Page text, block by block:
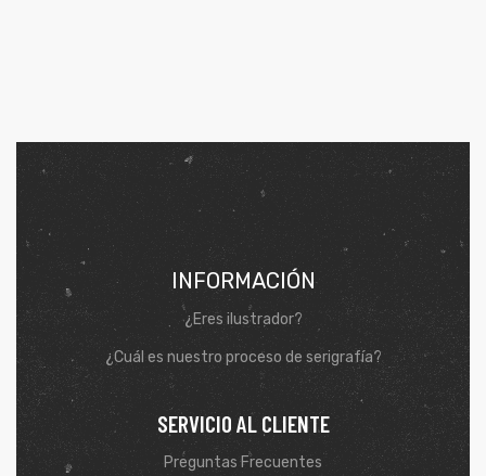
INFORMACIÓN
¿Eres ilustrador?
¿Cuál es nuestro proceso de serigrafía?
SERVICIO AL CLIENTE
Preguntas Frecuentes